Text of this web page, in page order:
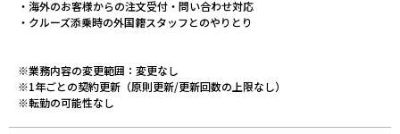
・海外のお客様からの注文受付・問い合わせ対応
・クルーズ添乗時の外国籍スタッフとのやりとり
※業務内容の変更範囲：変更なし
※1年ごとの契約更新（原則更新/更新回数の上限なし）
※転勤の可能性なし